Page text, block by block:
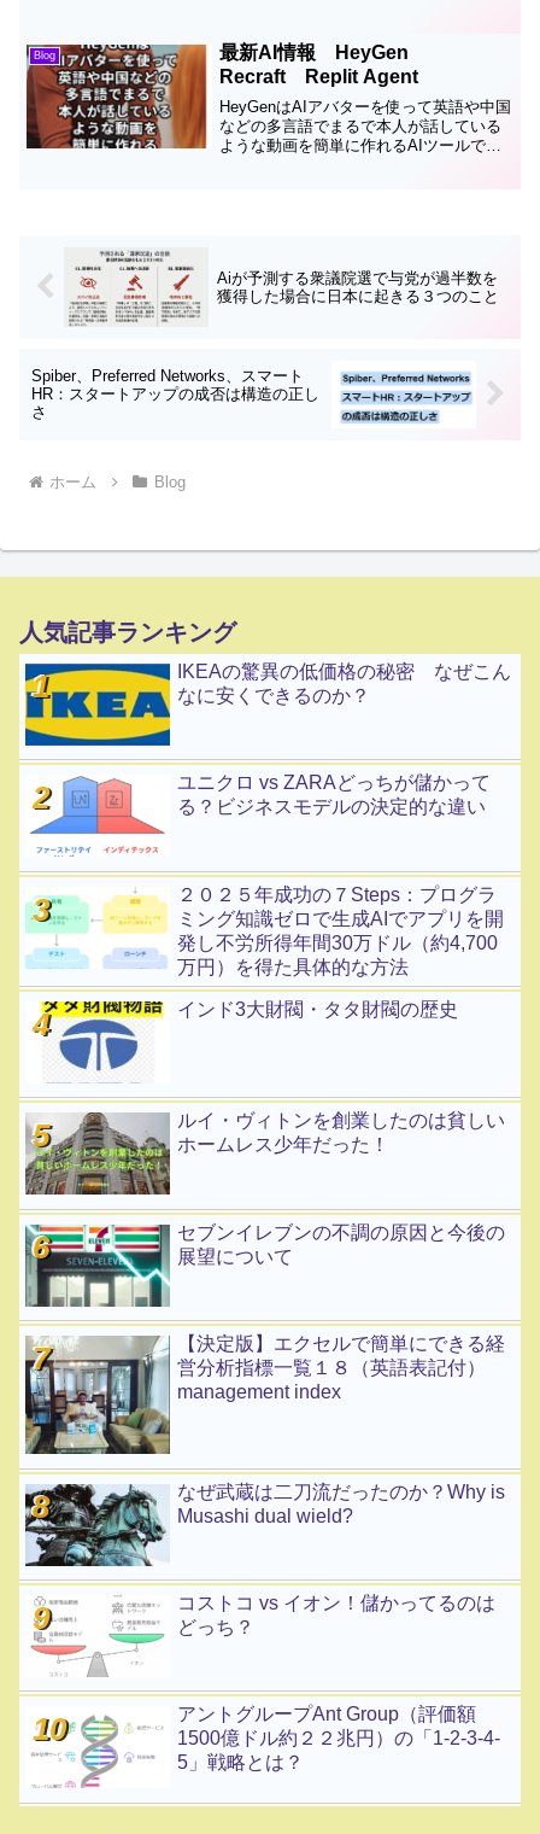
を迎えています。経営者は、この革新的
な技術が自社や...
Blog
最新AI情報 HeyGen
Recraft Replit Agent
HeyGenはAIアバターを使って英語や中国
などの多言語でまるで本人が話している
ような動画を簡単に作れるAIツールで
Aiが予測する衆議院選で与党が過半数を
獲得した場合に日本に起きる３つのこと
Spiber、Preferred Networks、スマート
HR：スタートアップの成否は構造の正し
さ
ホーム Blog
人気記事ランキング
IKEAの驚異の低価格の秘密 なぜこん
なに安くできるのか？
ユニクロ vs ZARAどっちが儲かって
る？ビジネスモデルの決定的な違い
２０２５年成功の７Steps：プログラ
ミング知識ゼロで生成AIでアプリを開
発し不労所得年間30万ドル（約4,700
万円）を得た具体的な方法
インド3大財閥・タタ財閥の歴史
ルイ・ヴィトンを創業したのは貧しい
ホームレス少年だった！
セブンイレブンの不調の原因と今後の
展望について
【決定版】エクセルで簡単にできる経
営分析指標一覧１８（英語表記付）
management index
なぜ武蔵は二刀流だったのか？Why is
Musashi dual wield?
コストコ vs イオン！儲かってるのは
どっち？
アントグループAnt Group（評価額
1500億ドル約２２兆円）の「1-2-3-4-
5」戦略とは？